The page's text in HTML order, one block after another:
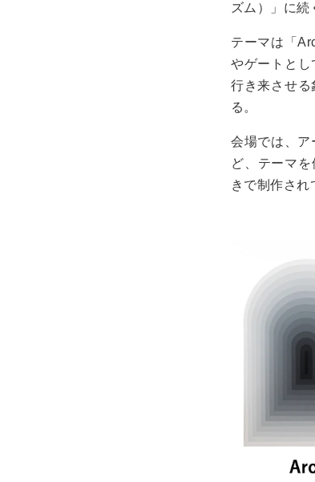
ズム）」に続
テーマは「
やゲートとし
行き来させる
る。
会場では、ア
ど、テーマ
きで制作され